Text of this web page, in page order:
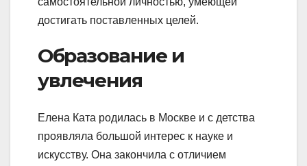
достигать поставленных целей.
Образование и
увлечения
Елена Ката родилась в Москве и с детства
проявляла большой интерес к науке и
искусству. Она закончила с отличием